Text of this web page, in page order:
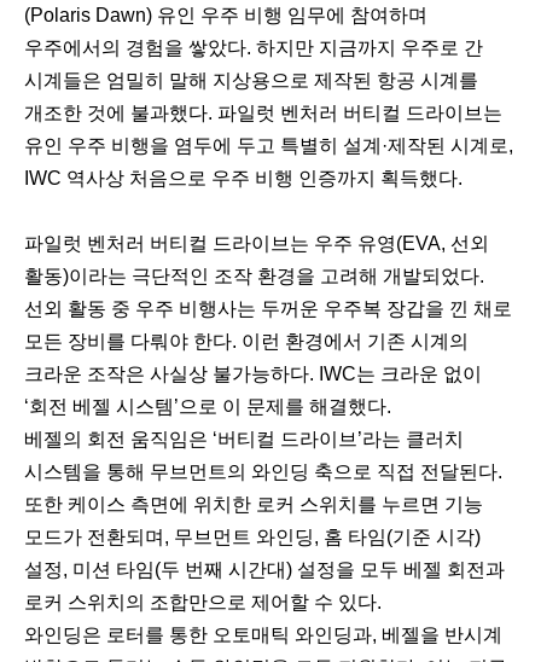
(Polaris Dawn) 유인 우주 비행 임무에 참여하며
우주에서의 경험을 쌓았다. 하지만 지금까지 우주로 간
시계들은 엄밀히 말해 지상용으로 제작된 항공 시계를
개조한 것에 불과했다. 파일럿 벤처러 버티컬 드라이브는
유인 우주 비행을 염두에 두고 특별히 설계·제작된 시계로,
IWC 역사상 처음으로 우주 비행 인증까지 획득했다.
파일럿 벤처러 버티컬 드라이브는 우주 유영(EVA, 선외
활동)이라는 극단적인 조작 환경을 고려해 개발되었다.
선외 활동 중 우주 비행사는 두꺼운 우주복 장갑을 낀 채로
모든 장비를 다뤄야 한다. 이런 환경에서 기존 시계의
크라운 조작은 사실상 불가능하다. IWC는 크라운 없이
‘회전 베젤 시스템’으로 이 문제를 해결했다.
베젤의 회전 움직임은 ‘버티컬 드라이브’라는 클러치
시스템을 통해 무브먼트의 와인딩 축으로 직접 전달된다.
또한 케이스 측면에 위치한 로커 스위치를 누르면 기능
모드가 전환되며, 무브먼트 와인딩, 홈 타임(기준 시각)
설정, 미션 타임(두 번째 시간대) 설정을 모두 베젤 회전과
로커 스위치의 조합만으로 제어할 수 있다.
와인딩은 로터를 통한 오토매틱 와인딩과, 베젤을 반시계